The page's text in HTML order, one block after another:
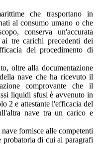
che trasportano in
al consumo umano o che
conserva un'accurata
tre carichi precedenti dei
del procedimento di
oltre alla documentazione
nave che ha ricevuto il
comprovante che il
liquidi sfusi è avvenuto in
2 e attestante l'efficacia del
nave tra un carico e
fornisce alle competenti
di cui ai paragrafi